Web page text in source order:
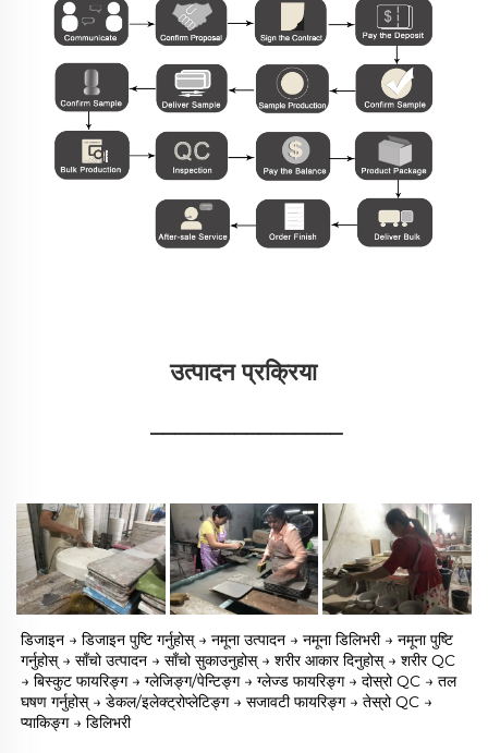
उत्पादन प्रक्रिया
________________
डिजाइन → डिजाइन पुष्टि गर्नुहोस् → नमूना उत्पादन → नमूना डिलिभरी → नमूना पुष्टि
गर्नुहोस् → साँचो उत्पादन → साँचो सुकाउनुहोस् → शरीर आकार दिनुहोस् → शरीर QC
→ बिस्कुट फायरिङ्ग → ग्लेजिङ्ग/पेन्टिङ्ग → ग्लेज्ड फायरिङ्ग → दोस्रो QC → तल
घषण गर्नुहोस् → डेकल/इलेक्ट्रोप्लेटिङ्ग → सजावटी फायरिङ्ग → तेस्रो QC →
प्याकिङ्ग → डिलिभरी